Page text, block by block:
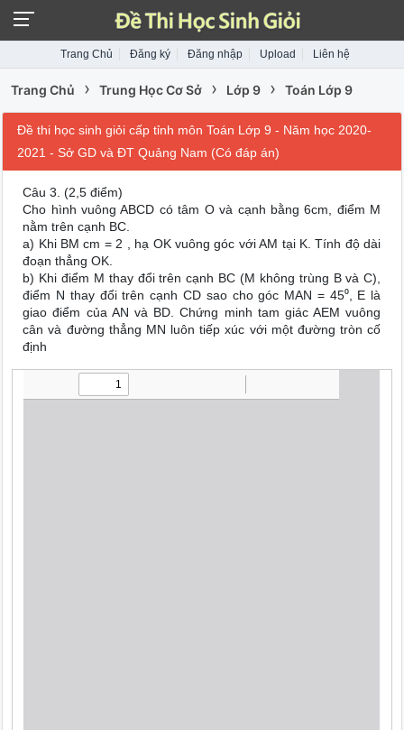
Trang Chủ Đăng ký Đăng nhập Upload Liên hệ
Trang Chủ › Trung Học Cơ Sở › Lớp 9 › Toán Lớp 9
Đề thi học sinh giỏi cấp tỉnh môn Toán Lớp 9 - Năm học 2020-
2021 - Sở GD và ĐT Quảng Nam (Có đáp án)
Câu 3. (2,5 điểm)
Cho hình vuông ABCD có tâm O và cạnh bằng 6cm, điểm M
nằm trên cạnh BC.
a) Khi BM cm = 2 , hạ OK vuông góc với AM tại K. Tính độ dài
đoạn thẳng OK.
b) Khi điểm M thay đổi trên cạnh BC (M không trùng B và C),
điểm N thay đổi trên cạnh CD sao cho góc MAN = 45⁰, E là
giao điểm của AN và BD. Chứng minh tam giác AEM vuông
cân và đường thẳng MN luôn tiếp xúc với một đường tròn cố
định